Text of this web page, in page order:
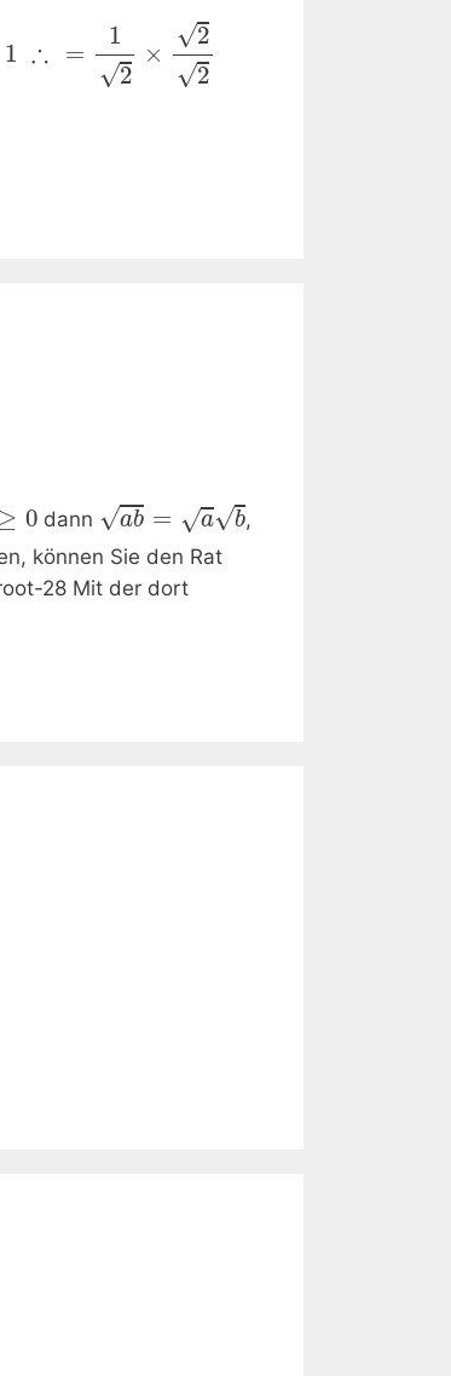
1 ∴ =
1
√2
×
√2
√2
≥ 0 dann √ab = √a√b,
können Sie den Rat
28 Mit der dort